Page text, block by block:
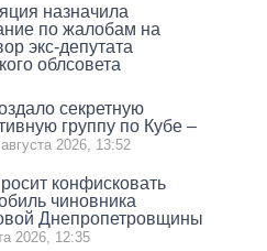
назначила
по жалобам на
экс-депутата
облсовета
секретную
группу по Кубе –
2026, 13:52
конфисковать
чиновника
Днепропетровщины
2026, 12:35